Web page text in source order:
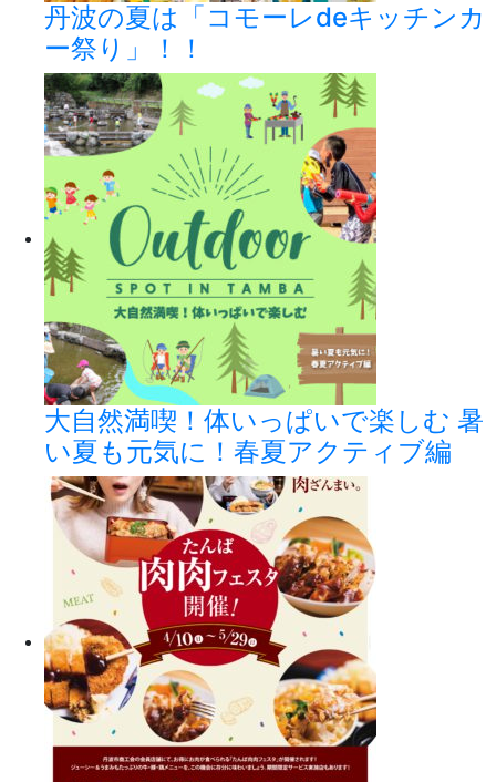
丹波の夏は「コモーレdeキッチンカ
ー祭り」！！
大自然満喫！体いっぱいで楽しむ 暑
い夏も元気に！春夏アクティブ編